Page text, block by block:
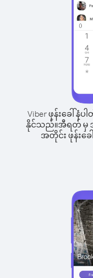
Viber ဖုန်းခေါ်နံ
နိုင်သည်။အီရတ် မှ
အတိုင်း ဖုန်းခေ